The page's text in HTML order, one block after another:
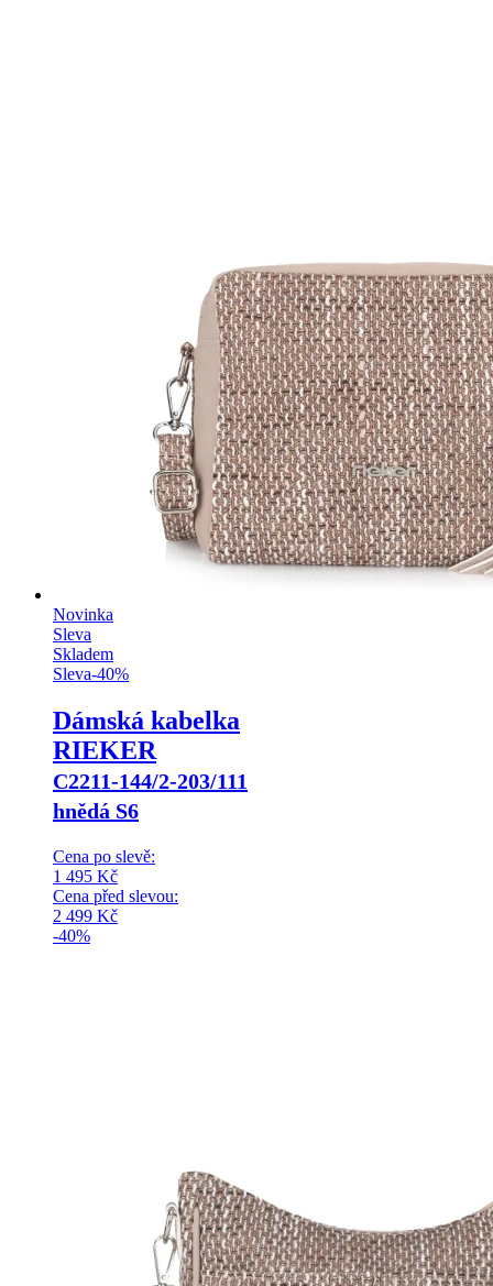
Novinka
Sleva
Skladem
Sleva-40%
Dámská kabelka
RIEKER
C2211-144/2-203/111
hnědá S6
Cena po slevě:
1 495 Kč
Cena před slevou:
2 499 Kč
-40%